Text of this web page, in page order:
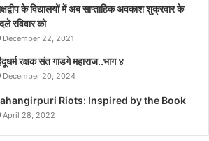
के विद्यालयों में अब साप्ताहिक अवकाश शुक्रवार के
रविवार को
December 22, 2021
रक्षक संत गाडगे महाराज..भाग ४
December 20, 2024
Riots: Inspired by the Book
April 28, 2022